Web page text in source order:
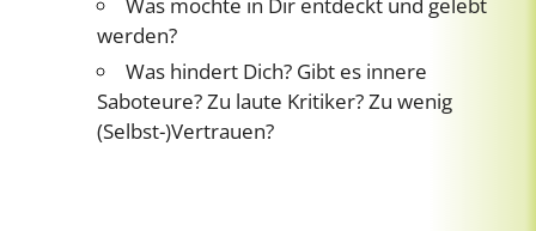
werden?
Was hindert Dich? Gibt es innere
Saboteure? Zu laute Kritiker? Zu wenig
(Selbst-)Vertrauen?